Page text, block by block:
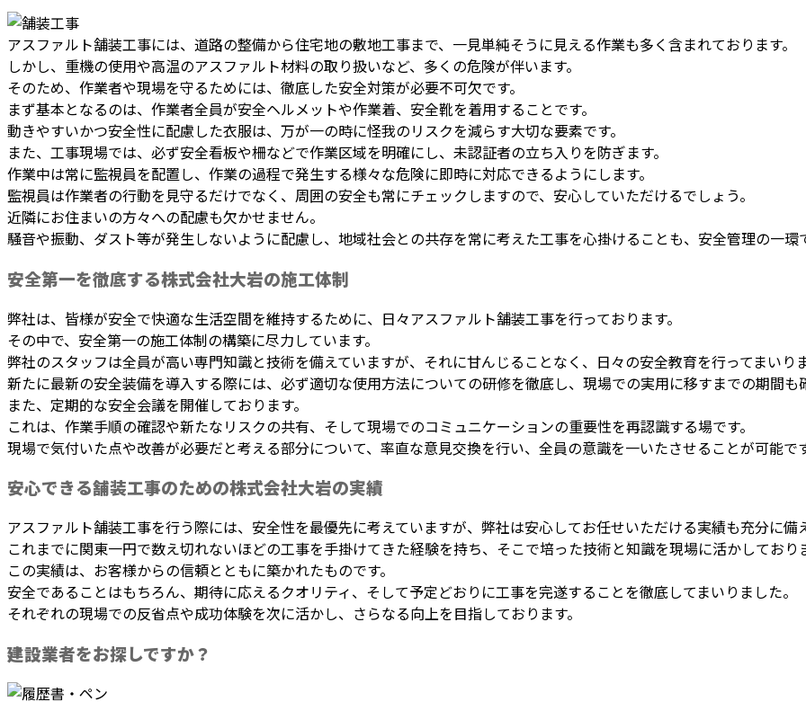
アスファルト舗装工事には、道路の整備から住宅地の敷地工事まで、一見単純そうに見える作業も多く含まれております。
しかし、重機の使用や高温のアスファルト材料の取り扱いなど、多くの危険が伴います。
そのため、作業者や現場を守るためには、徹底した安全対策が必要不可欠です。
まず基本となるのは、作業者全員が安全ヘルメットや作業着、安全靴を着用することです。
動きやすいかつ安全性に配慮した衣服は、万が一の時に怪我のリスクを減らす大切な要素です。
また、工事現場では、必ず安全看板や柵などで作業区域を明確にし、未認証者の立ち入りを防ぎます。
作業中は常に監視員を配置し、作業の過程で発生する様々な危険に即時に対応できるようにします。
監視員は作業者の行動を見守るだけでなく、周囲の安全も常にチェックしますので、安心していただけるでしょう。
近隣にお住まいの方々への配慮も欠かせません。
騒音や振動、ダスト等が発生しないように配慮し、地域社会との共存を常に考えた工事を心掛けることも、安全管理の一環
安全第一を徹底する株式会社大岩の施工体制
弊社は、皆様が安全で快適な生活空間を維持するために、日々アスファルト舗装工事を行っております。
その中で、安全第一の施工体制の構築に尽力しています。
弊社のスタッフは全員が高い専門知識と技術を備えていますが、それに甘んじることなく、日々の安全教育を行ってまいり
新たに最新の安全装備を導入する際には、必ず適切な使用方法についての研修を徹底し、現場での実用に移すまでの期間も
また、定期的な安全会議を開催しております。
これは、作業手順の確認や新たなリスクの共有、そして現場でのコミュニケーションの重要性を再認識する場です。
現場で気付いた点や改善が必要だと考える部分について、率直な意見交換を行い、全員の意識を一いたさせることが可能で
安心できる舗装工事のための株式会社大岩の実績
アスファルト舗装工事を行う際には、安全性を最優先に考えていますが、弊社は安心してお任せいただける実績も充分に備
これまでに関東一円で数え切れないほどの工事を手掛けてきた経験を持ち、そこで培った技術と知識を現場に活かしており
この実績は、お客様からの信頼とともに築かれたものです。
安全であることはもちろん、期待に応えるクオリティ、そして予定どおりに工事を完遂することを徹底してまいりました。
それぞれの現場での反省点や成功体験を次に活かし、さらなる向上を目指しております。
建設業者をお探しですか？